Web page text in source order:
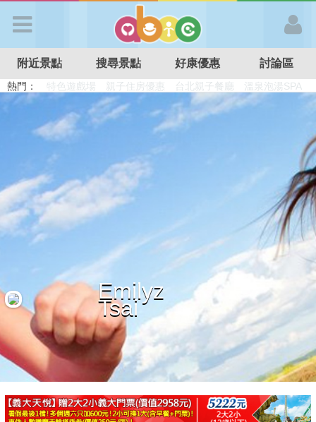
APP登入
首 頁
搜尋景點
好康優惠
最新留言
商家合作
推薦景點
附近景點 搜尋景點 好康優惠 討論區
熱門： 溜滑梯民宿 觀光工廠 DIY摘果
日本親子景點
特色遊戲場
親子住房優惠 台北親子餐廳 溫泉泡湯SPA
Emilyz
Tsai